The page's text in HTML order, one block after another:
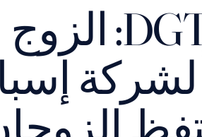
DGT V0442-26: الزوج